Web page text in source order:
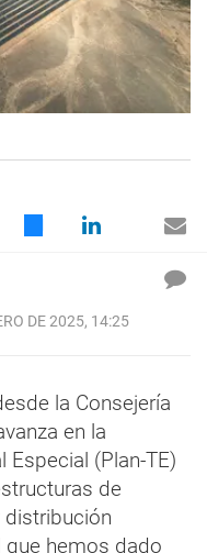
DE 2025, 14:25
la Consejería
en la
Especial (Plan-TE)
de
que hemos dado